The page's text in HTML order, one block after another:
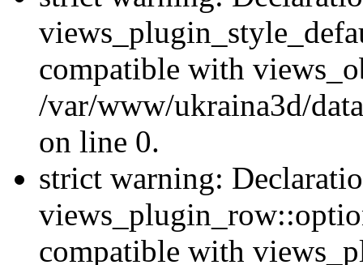
compatible with
/var/www/ukraina3d/
on line 0.
strict warning:
compatible with